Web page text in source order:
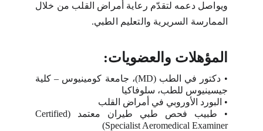
ويواصل دعمه لتقدّم رعاية أمراض القلب من خلال
الممارسة السريرية والتعليم الطبي.
المؤهلات والعضويات:
•
دكتور في الطب (MD)، جامعة كومينيوس – كلية
جيسينيوس للطب، سلوفاكيا
• البورد الأوروبي في أمراض القلب
•
طبيب فحص طبي طيران معتمد (Certified
Specialist Aeromedical Examiner)